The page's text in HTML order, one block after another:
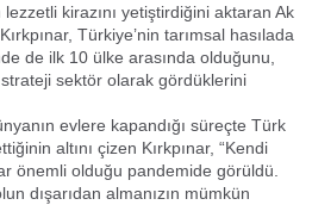
lezzetli kirazını yetiştirdiğini aktaran Ak
Türkiye’nin tarımsal hasılada
de ilk 10 ülke arasında olduğunu,
sektör olarak gördüklerini
evlere kapandığı süreçte Türk
altını çizen Kırkpınar, “Kendi
önemli olduğu pandemide görüldü.
dışarıdan almanızın mümkün